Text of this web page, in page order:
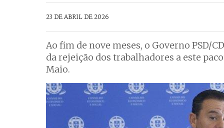
23 DE ABRIL DE 2026
Ao fim de nove meses, o Governo PSD/
da rejeição dos trabalhadores a este
Maio.